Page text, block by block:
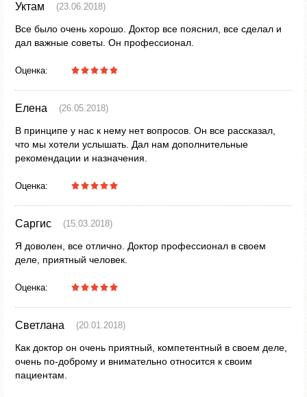
Уктам (23.06.2018)
Все было очень хорошо. Доктор все пояснил, все сделал и
дал важные советы. Он профессионал.
Оценка:
Елена (26.05.2018)
В принципе у нас к нему нет вопросов. Он все рассказал,
что мы хотели услышать. Дал нам дополнительные
рекомендации и назначения.
Оценка:
Саргис (15.03.2018)
Я доволен, все отлично. Доктор профессионал в своем
деле, приятный человек.
Оценка:
Светлана (20.01.2018)
Как доктор он очень приятный, компетентный в своем деле,
очень по-доброму и внимательно относится к своим
пациентам.